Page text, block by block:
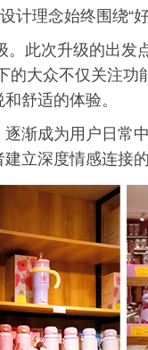
计理念始终围绕“
。此次升级的出
下的大众不仅关
舒适的体验。
渐成为用户日常
立深度情感连接